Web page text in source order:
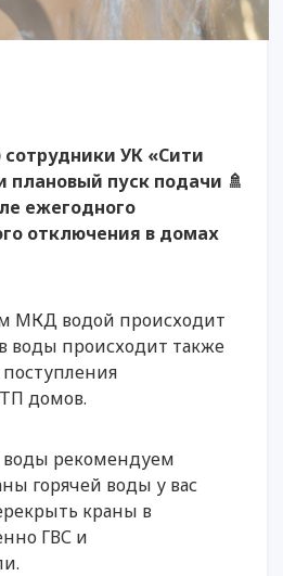
УК «Сити
плановый пуск подачи 🚿
ежегодного
отключения в домах
МКД водой происходит
воды происходит также
домов.
воды рекомендуем
горячей воды у вас
краны в
ГВС и